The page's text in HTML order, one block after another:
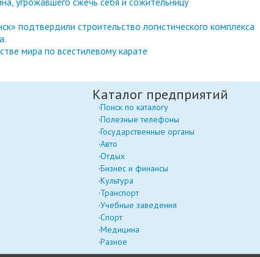
подтвердили строительство логистического комплекса
мира по всестилевому карате
Каталог предприятий
Поиск по каталогу
Полезные телефоны
Государственные органы
Авто
Отдых
Бизнес и финансы
Культура
Транспорт
Учебные заведения
Спорт
Медицина
Разное